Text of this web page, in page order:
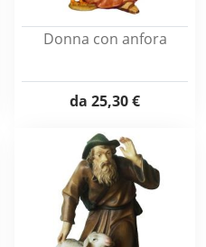
Donna con anfora
da 25,30 €